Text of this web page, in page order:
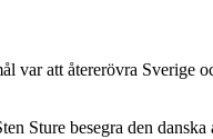
var att återerövra Sverige
Sture besegra den